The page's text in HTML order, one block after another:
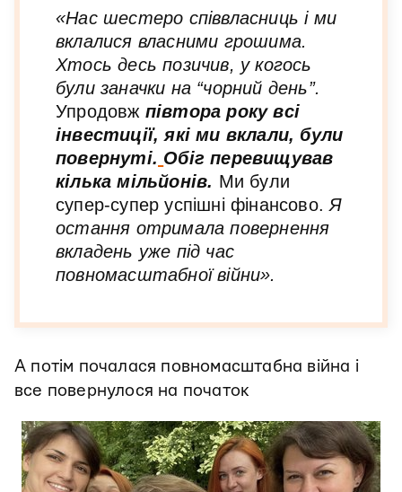
«Нас шестеро співвласниць і ми
вклалися власними грошима.
Хтось десь позичив, у когось
були заначки на “чорний день”.
Упродовж півтора року всі
інвестиції, які ми вклали, були
повернуті. Обіг перевищував
кілька мільйонів. Ми були
супер-супер успішні фінансово.Я
остання отримала повернення
вкладень уже під час
повномасштабної війни».
А потім почалася повномасштабна війна і
все повернулося на початок